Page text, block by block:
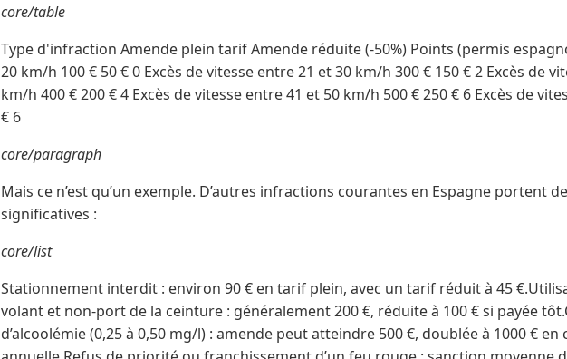
core/table
Type d'infraction Amende plein tarif Amende réduite (-50%) Points (permis
20 km/h 100 € 50 € 0 Excès de vitesse entre 21 et 30 km/h 300 € 150 € 2 Excès de
km/h 400 € 200 € 4 Excès de vitesse entre 41 et 50 km/h 500 € 250 € 6 Excès de
€ 6
core/paragraph
Mais ce n’est qu’un exemple. D’autres infractions courantes en Espagne portent
significatives :
core/list
Stationnement interdit : environ 90 € en tarif plein, avec un tarif réduit à 45
volant et non-port de la ceinture : généralement 200 €, réduite à 100 € si payée
d’alcoolémie (0,25 à 0,50 mg/l) : amende peut atteindre 500 €, doublée à 1000 € en